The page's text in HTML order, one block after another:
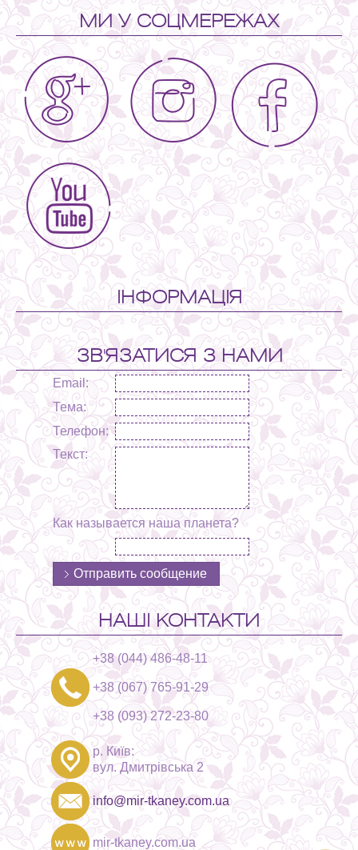
МИ У СОЦМЕРЕЖАХ
ІНФОРМАЦІЯ
ЗВ'ЯЗАТИСЯ З НАМИ
Email:
Тема:
Телефон:
Текст:
Как называется наша планета?
НАШІ КОНТАКТИ
+38 (044) 486-48-11
+38 (067) 765-91-29
+38 (093) 272-23-80
р. Київ:
вул. Дмитрівська 2
info@mir-tkaney.com.ua
mir-tkaney.com.ua